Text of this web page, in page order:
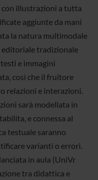
illustrazioni a tutta
aggiunte da mani
la natura multimodale
editoriale tradizionale
e immagini
così che il fruitore
relazioni e interazioni.
sarà modellata in
e connessa al
testuale saranno
varianti o errori.
in aula (UniVr
tra didattica e